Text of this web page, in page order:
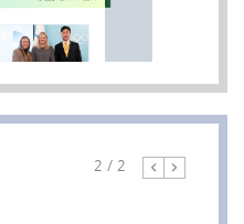
2 / 2
회 주로잔대표부 현지직원 채용
잔대표부에서 다음과 같이 사무
직을 모집중에 있사오니, 관심있
의 많은 참여 바랍니다. 1. 채용 분
: 국제스포츠 교류업무 운영 보조,
2024. 7월 임용시 ~ 2024. 10.
제스포츠행정가 양성과정(드림투
업(드림투게더마스터)의 교육생을